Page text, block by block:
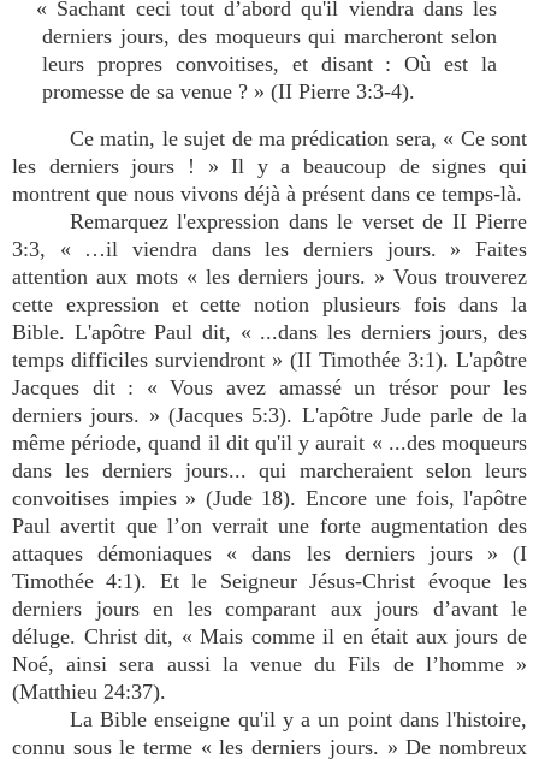
« Sachant ceci tout d’abord qu'il viendra dans les
derniers jours, des moqueurs qui marcheront selon
leurs propres convoitises, et disant : Où est la
promesse de sa venue ? » (II Pierre 3:3-4).
Ce matin, le sujet de ma prédication sera, « Ce sont
les derniers jours ! » Il y a beaucoup de signes qui
montrent que nous vivons déjà à présent dans ce temps-là.
Remarquez l'expression dans le verset de II Pierre
3:3, « …il viendra dans les derniers jours. » Faites
attention aux mots « les derniers jours. » Vous trouverez
cette expression et cette notion plusieurs fois dans la
Bible. L'apôtre Paul dit, « ...dans les derniers jours, des
temps difficiles surviendront » (II Timothée 3:1). L'apôtre
Jacques dit : « Vous avez amassé un trésor pour les
derniers jours. » (Jacques 5:3). L'apôtre Jude parle de la
même période, quand il dit qu'il y aurait « ...des moqueurs
dans les derniers jours... qui marcheraient selon leurs
convoitises impies » (Jude 18). Encore une fois, l'apôtre
Paul avertit que l’on verrait une forte augmentation des
attaques démoniaques « dans les derniers jours » (I
Timothée 4:1). Et le Seigneur Jésus-Christ évoque les
derniers jours en les comparant aux jours d’avant le
déluge. Christ dit, « Mais comme il en était aux jours de
Noé, ainsi sera aussi la venue du Fils de l’homme »
(Matthieu 24:37).
La Bible enseigne qu'il y a un point dans l'histoire,
connu sous le terme « les derniers jours. » De nombreux